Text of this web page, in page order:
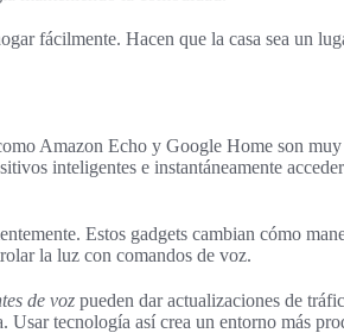
fácilmente. Hacen que la casa sea un
Amazon Echo y Google Home son
inteligentes e instantáneamente
Estos gadgets cambian cómo
la luz con comandos de voz.
de voz pueden dar actualizaciones de
Usar tecnología así crea un entorno más